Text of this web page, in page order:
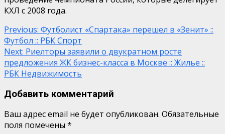
КХЛ с 2008 года.
Continue
Reading
Previous: Футболист «Спартака» перешел в «Зенит» ::
Футбол :: РБК Спорт
Next: Риелторы заявили о двукратном росте
предложения ЖК бизнес-класса в Москве :: Жилье ::
РБК Недвижимость
Добавить комментарий
Ваш адрес email не будет опубликован. Обязательные
поля помечены *